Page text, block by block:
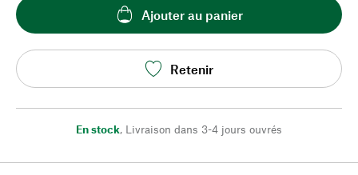
Ajouter au panier
Retenir
En stock, Livraison dans 3-4 jours ouvrés